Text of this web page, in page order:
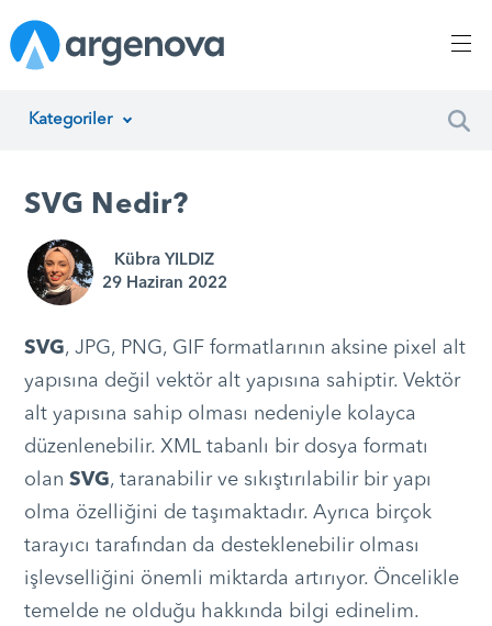
Kategoriler
Yazılım Geliştirme
Proje Yönetimi
Müşteri Hizmetleri
Teknoloji
SVG Nedir?
Kübra YILDIZ
29 Haziran 2022
SVG, JPG, PNG, GIF formatlarının aksine pixel alt
yapısına değil vektör alt yapısına sahiptir. Vektör
alt yapısına sahip olması nedeniyle kolayca
düzenlenebilir. XML tabanlı bir dosya formatı
olan SVG, taranabilir ve sıkıştırılabilir bir yapı
olma özelliğini de taşımaktadır. Ayrıca birçok
tarayıcı tarafından da desteklenebilir olması
işlevselliğini önemli miktarda artırıyor. Öncelikle
temelde ne olduğu hakkında bilgi edinelim.